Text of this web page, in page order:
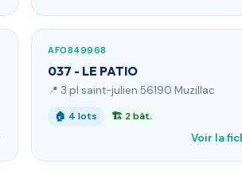
AF0849968
037 - LE PATIO
📍 3 pl saint-julien 56190 Muzillac
🏠 4 lots 🏗 2 bât.
Voir la